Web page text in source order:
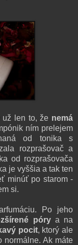
už len to, že nemá
ním pre lejem
od tonika s
rozprašovač a
od rozprašovača
je vyššia a tak ten
minúťpo starom-
si.
.
Po jeho
pórya na
pocit, ktorý ale
normálne. Ak máte